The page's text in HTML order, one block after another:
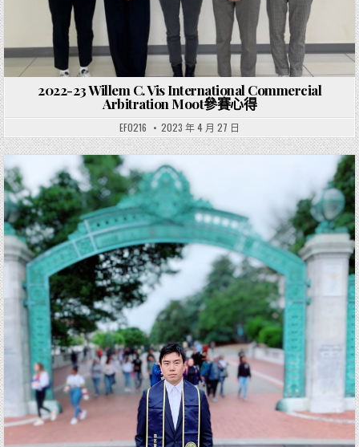
2022-23 Willem C. Vis International Commercial
Arbitration Moot參賽心得
EF0216 2023 年 4 月 27 日
Posted in